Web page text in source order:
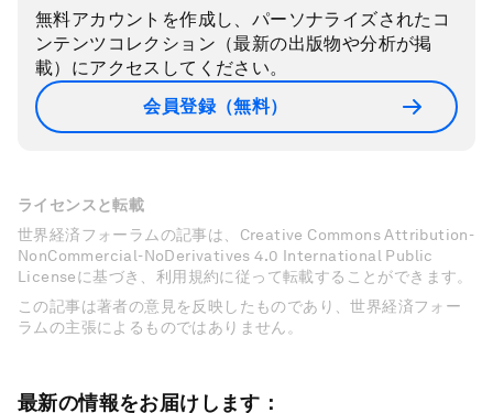
無料アカウントを作成し、パーソナライズされたコ
ンテンツコレクション（最新の出版物や分析が掲
載）にアクセスしてください。
会員登録（無料）
ライセンスと転載
世界経済フォーラムの記事は、Creative Commons Attribution-
NonCommercial-NoDerivatives 4.0 International Public
Licenseに基づき、利用規約に従って転載することができます。
この記事は著者の意見を反映したものであり、世界経済フォー
ラムの主張によるものではありません。
最新の情報をお届けします：